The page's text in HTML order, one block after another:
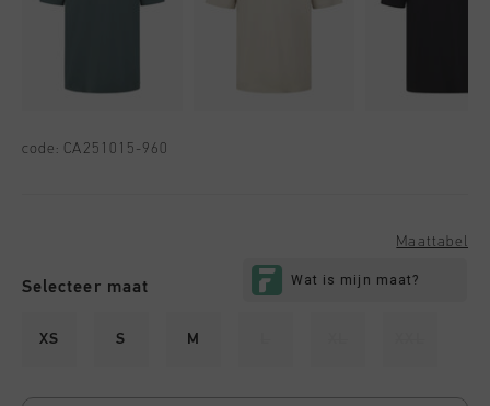
code: CA251015-960
Selecteer maat
Maattabel
XS S M